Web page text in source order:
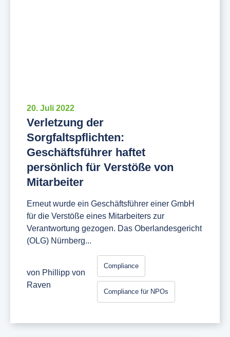
20. Juli 2022
Verletzung der
Sorgfaltspflichten:
Geschäftsführer haftet
persönlich für Verstöße von
Mitarbeiter
Erneut wurde ein Geschäftsführer einer GmbH
für die Verstöße eines Mitarbeiters zur
Verantwortung gezogen. Das Oberlandesgericht
(OLG) Nürnberg...
von Phillipp von
Raven
Compliance
Compliance für NPOs